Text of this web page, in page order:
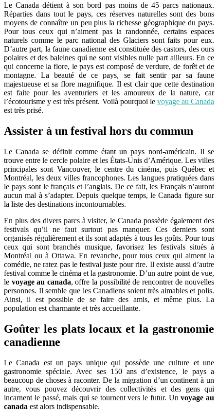
Le Canada détient à son bord pas moins de 45 parcs nationaux.
Réparties dans tout le pays, ces réserves naturelles sont des bons
moyens de connaître un peu plus la richesse géographique du pays.
Pour tous ceux qui n’aiment pas la randonnée, certains espaces
naturels comme le parc national des Glaciers sont faits pour eux.
D’autre part, la faune canadienne est constituée des castors, des ours
polaires et des baleines qui ne sont visibles nulle part ailleurs. En ce
qui concerne la flore, le pays est composé de verdure, de forêt et de
montagne. La beauté de ce pays, se fait sentir par sa faune
majestueuse et sa flore magnifique. Il est clair que cette destination
est faite pour les aventuriers et les amoureux de la nature, car
l’écotourisme y est très présent. Voilà pourquoi le voyage au Canada
est très prisé.
Assister à un festival hors du commun
Le Canada se définit comme étant un pays nord-américain. Il se
trouve entre le cercle polaire et les États-Unis d’Amérique. Les villes
principales sont Vancouver, le centre du cinéma, puis Québec et
Montréal, les deux villes francophones. Les langues pratiquées dans
le pays sont le français et l’anglais. De ce fait, les Français n’auront
aucun mal à s’adapter. Depuis quelque temps, le Canada figure sur
la liste des destinations incontournables.
En plus des divers parcs à visiter, le Canada possède également des
festivals qu’il ne faut surtout pas manquer. Ces derniers sont
organisés régulièrement et ils sont adaptés à tous les goûts. Pour tous
ceux qui sont branchés musique, favorisez les festivals situés à
Montréal ou à Ottawa. En revanche, pour tous ceux qui aiment la
comédie, ne ratez pas le festival juste pour rire. Il existe aussi d’autre
festival comme le cinéma et la gastronomie. D’un autre point de vue,
le voyage au canada, offre la possibilité de rencontrer de nouvelles
personnes. Il semble que les Canadiens soient très aimables et polis.
Ainsi, il est possible de se faire des amis, et même plus. La
population est charmante et très accueillante.
Goûter les plats locaux et la gastronomie
canadienne
Le Canada est un pays unique qui possède une culture et une
gastronomie spéciale. Avec ses 150 ans d’existence, le pays a
beaucoup de choses à raconter. De la migration d’un continent à un
autre, vous pouvez découvrir des collectivités et des gens qui
incarnent le passé, mais qui se tournent vers le futur. Unvoyage au
canada est alors indispensable.